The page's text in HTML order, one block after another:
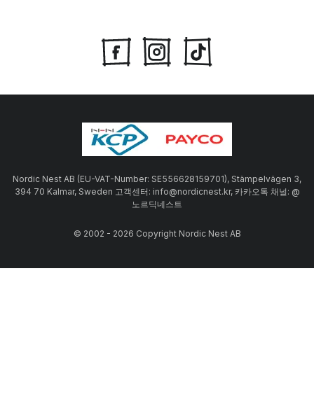
Nordic Nest AB (EU-VAT-Number: SE556628159701), Stämpelvägen 3,
394 70 Kalmar, Sweden 고객센터: info@nordicnest.kr, 카카오톡 채널: @
노르딕네스트
© 2002 - 2026 Copyright Nordic Nest AB